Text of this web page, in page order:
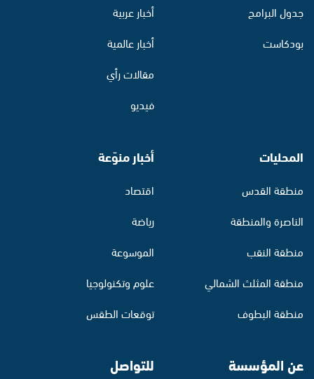
جدول البرامج
بودكاست
أخبار عربية
أخبار عالمية
مقالات رأي
فيديو
المحليات
منطقة القدس
الناصرة والمنطقة
منطقة النقب
منطقة المثلث الشمالي
منطقة البطوف
أخبار منوّعة
اقتصاد
رياضة
الموسوعة
علوم وتكنولوجيا
توقعات الطقس
عن المؤسسة للتواصل